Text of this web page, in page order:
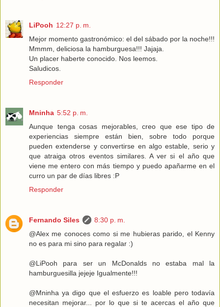
LiPooh 12:27 p. m.
Mejor momento gastronómico: el del sábado por la noche!!!
Mmmm, deliciosa la hamburguesa!!! Jajaja.
Un placer haberte conocido. Nos leemos.
Saludicos.
Responder
Mninha 5:52 p. m.
Aunque tenga cosas mejorables, creo que ese tipo de
experiencias siempre están bien, sobre todo porque
pueden extenderse y convertirse en algo estable, serio y
que atraiga otros eventos similares. A ver si el año que
viene me entero con más tiempo y puedo apañarme en el
curro un par de días libres :P
Responder
Fernando Siles
8:30 p. m.
@Alex me conoces como si me hubieras parido, el Kenny
no es para mi sino para regalar :)
@LiPooh para ser un McDonalds no estaba mal la
hamburguesilla jejeje Igualmente!!!
@Mninha ya digo que el esfuerzo es loable pero todavía
necesitan mejorar... por lo que si te acercas el año que